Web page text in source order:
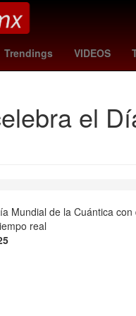
Trendings VIDEOS
mexicano arsenal -
el